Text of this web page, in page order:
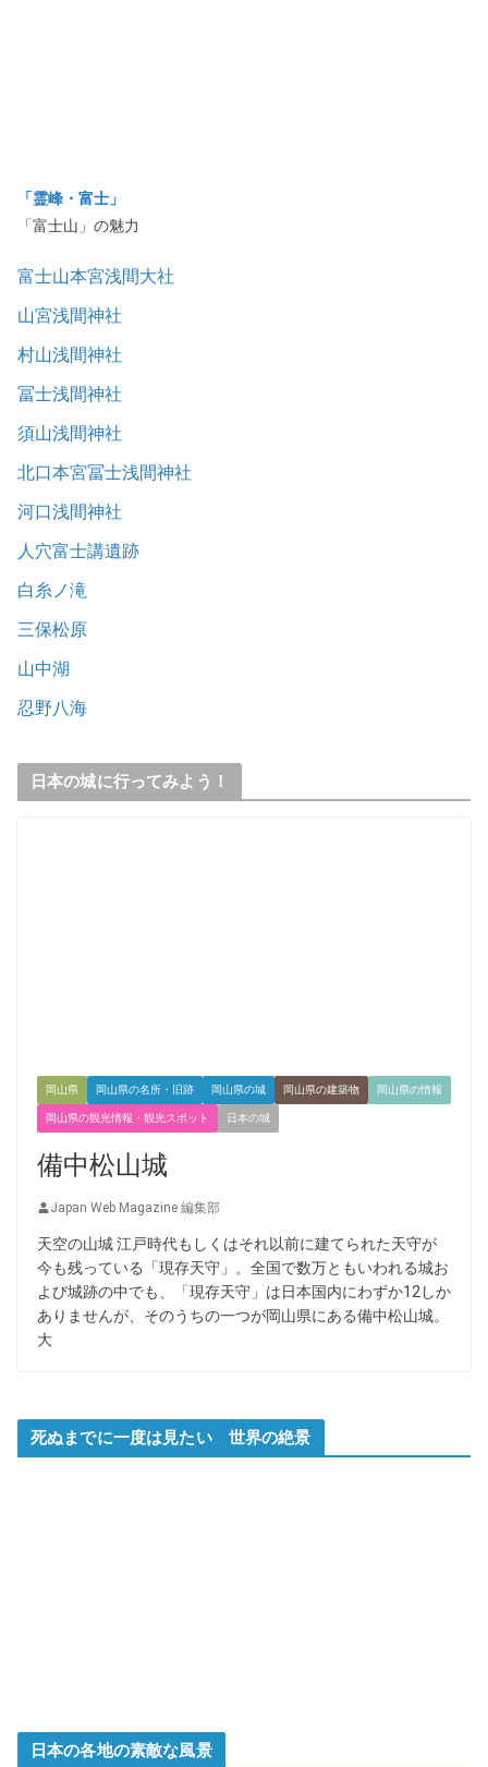
「霊峰・富士」
「富士山」の魅力
富士山本宮浅間大社
山宮浅間神社
村山浅間神社
冨士浅間神社
須山浅間神社
北口本宮冨士浅間神社
河口浅間神社
人穴富士講遺跡
白糸ノ滝
三保松原
山中湖
忍野八海
日本の城に行ってみよう！
岡山県 岡山県の名所・旧跡 岡山県の城 岡山県の建築物 岡山県の情報
岡山県の観光情報・観光スポット 日本の城
備中松山城
Japan Web Magazine 編集部
天空の山城 江戸時代もしくはそれ以前に建てられた天守が
今も残っている「現存天守」。全国で数万ともいわれる城お
よび城跡の中でも、「現存天守」は日本国内にわずか12しか
ありませんが、そのうちの一つが岡山県にある備中松山城。
大
死ぬまでに一度は見たい 世界の絶景
日本の各地の素敵な風景